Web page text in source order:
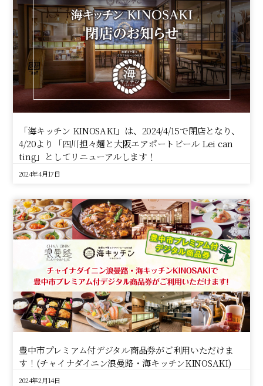
「海キッチン KINOSAKI」は、2024/4/15で閉店となり、
4/20より「四川担々麺と大阪エアポートビール Lei can
ting」としてリニューアルします！
2024年4月17日
豊中市プレミアム付デジタル商品券がご利用いただけま
す！(チャイナダイニン浪曼路・海キッチンKINOSAKI)
2024年2月14日